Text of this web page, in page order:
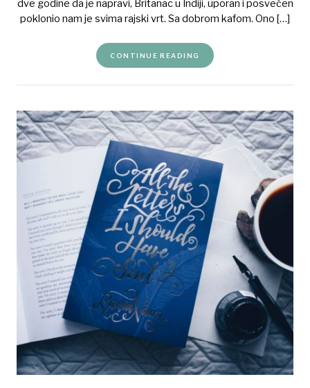
dve godine da je napravi, Britanac u Indiji, uporan i posvećen
poklonio nam je svima rajski vrt. Sa dobrom kafom. Ono […]
CONTINUE READING